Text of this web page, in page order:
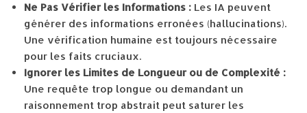
Ne Pas Vérifier les Informations : Les IA peuvent
générer des informations erronées (hallucinations).
Une vérification humaine est toujours nécessaire
pour les faits cruciaux.
Ignorer les Limites de Longueur ou de Complexité :
Une requête trop longue ou demandant un
raisonnement trop abstrait peut saturer les